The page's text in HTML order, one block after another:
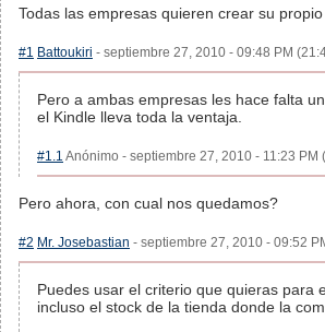
Todas las empresas quieren crear su
#1 Battoukiri - septiembre 27, 2010 - 09:48 PM
Pero a ambas empresas les hace falta
el Kindle lleva toda la ventaja.
#1.1 Anónimo - septiembre 27, 2010 - 11:23 PM
Pero ahora, con cual nos quedamos?
#2 Mr. Josebastian - septiembre 27, 2010 - 09:52
Puedes usar el criterio que quieras para
incluso el stock de la tienda donde la